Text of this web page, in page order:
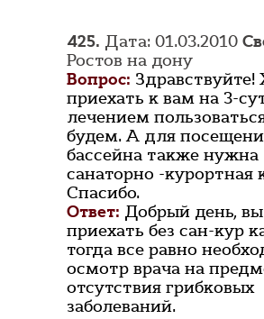
425. Дата: 01.03.2010
Ростов на дону
Вопрос:
приехать к вам на 3-
лечением
будем. А для
бассейна также нужна
санаторно -курортная
Спасибо.
Ответ: Добрый день,
приехать без сан-кур
тогда все равно
осмотр врача на
отсутствия грибковых
заболеваний.